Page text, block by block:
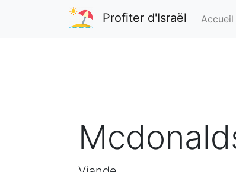
Profiter d'Israël Accueil